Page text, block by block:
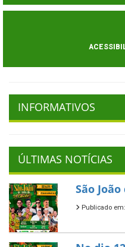
INFORMATIVOS
ÚLTIMAS NOTÍCIAS
São
Publicado